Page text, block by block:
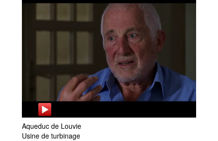
Aqueduc de Louvie
Usine de turbinage